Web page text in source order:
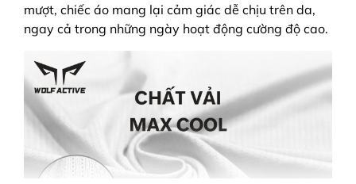
mượt, chiếc áo mang lại cảm giác dễ chịu trên da,
ngay cả trong những ngày hoạt động cường độ cao.